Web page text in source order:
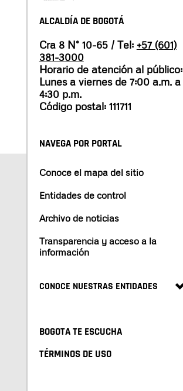
ALCALDÍA DE BOGOTÁ
Cra 8 N° 10-65 / Tel: +57 (601)
381-3000
Horario de atención al público:
Lunes a viernes de 7:00 a.m. a
4:30 p.m.
Código postal: 111711
NAVEGA POR PORTAL
Conoce el mapa del sitio
Entidades de control
Archivo de noticias
Transparencia y acceso a la
información
CONOCE NUESTRAS ENTIDADES
BOGOTA TE ESCUCHA
TÉRMINOS DE USO